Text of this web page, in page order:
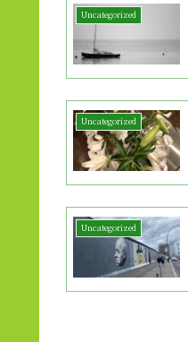
Uncategorized
Uncategorized
Uncategorized